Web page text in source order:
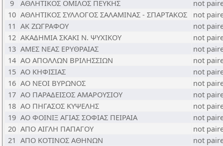
9
ΑΘΛΗΤΙΚΟΣ ΟΜΙΛΟΣ ΠΕΥΚΗΣ
not
10 ΑΘΛΗΤΙΚΟΣ ΣΥΛΛΟΓΟΣ ΣΑΛΑΜΙΝΑΣ - ΣΠΑΡΤΑΚΟΣ
not
11 ΑΚ ΖΩΓΡΑΦΟΥ
not
12 ΑΚΑΔΗΜΙΑ ΣΚΑΚΙ Ν. ΨΥΧΙΚΟΥ
not
13 ΑΜΕΣ ΝΕΑΣ ΕΡΥΘΡΑΙΑΣ
not
14 ΑΟ ΑΠΟΛΛΩΝ ΒΡΙΛΗΣΣΙΩΝ
not
15 ΑΟ ΚΗΦΙΣΙΑΣ
not
16 ΑΟ ΝΕΟΙ ΒΥΡΩΝΟΣ
not
17 ΑΟ ΠΑΡΑΔΕΙΣΟΣ ΑΜΑΡΟΥΣΙΟΥ
not
18 ΑΟ ΠΗΓΑΣΟΣ ΚΥΨΕΛΗΣ
not
19 ΑΟ ΦΟΙΝΙΞ ΑΓΙΑΣ ΣΟΦΙΑΣ ΠΕΙΡΑΙΑ
not
20 ΑΠΟ ΑΙΓΛΗ ΠΑΠΑΓΟΥ
not
21 ΑΠΟ ΚΟΤΙΝΟΣ ΑΘΗΝΩΝ
not